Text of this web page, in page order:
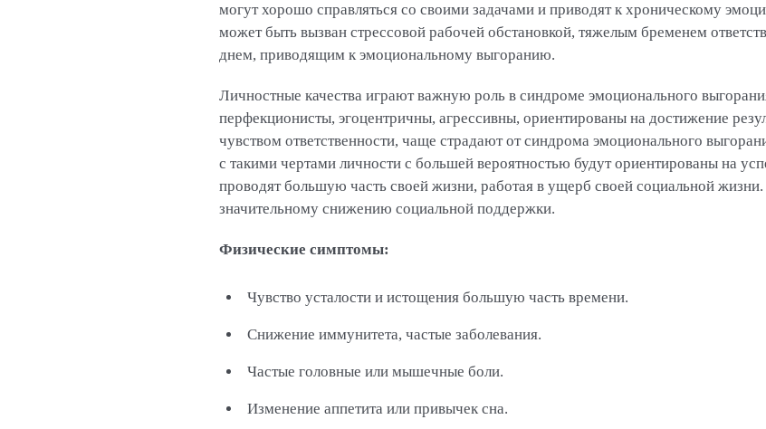
могут хорошо справляться со своими задачами и приводят к хроническому
может быть вызван стрессовой рабочей обстановкой, тяжелым бременем
днем, приводящим к эмоциональному выгоранию.
Личностные качества играют важную роль в синдроме эмоционального
перфекционисты, эгоцентричны, агрессивны, ориентированы на достижение
чувством ответственности, чаще страдают от синдрома эмоционального
с такими чертами личности с большей вероятностью будут ориентированы на
проводят большую часть своей жизни, работая в ущерб своей социальной
значительному снижению социальной поддержки.
Физические симптомы:
Чувство усталости и истощения большую часть времени.
Снижение иммунитета, частые заболевания.
Частые головные или мышечные боли.
Изменение аппетита или привычек сна.